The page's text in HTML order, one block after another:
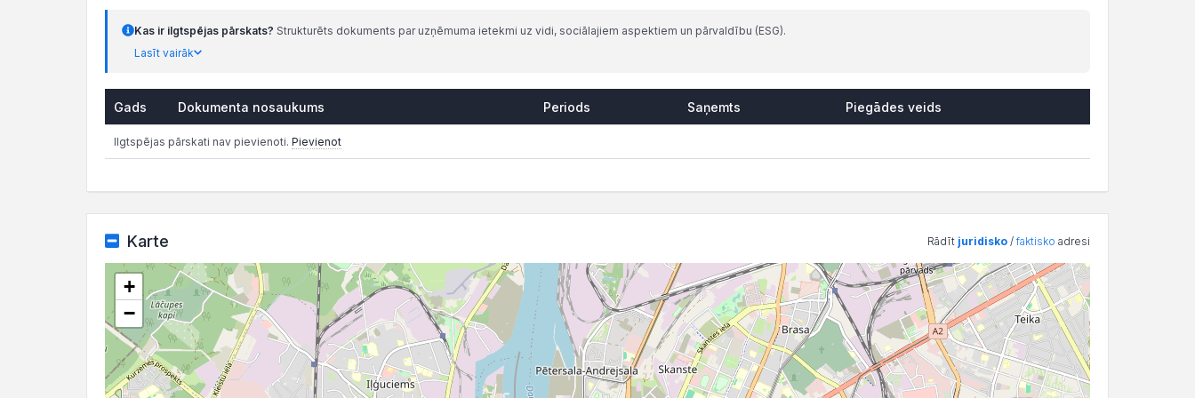
Kas ir ilgtspējas pārskats? Strukturēts dokuments par uzņēmuma ietekmi uz vidi, sociālajiem aspektiem un pārvaldību (ESG).
Lasīt vairāk
Gads Dokumenta nosaukums Periods Saņemts Piegādes veids
Ilgtspējas pārskati nav pievienoti. Pievienot
Karte Rādīt juridisko /faktisko adresi
+
−